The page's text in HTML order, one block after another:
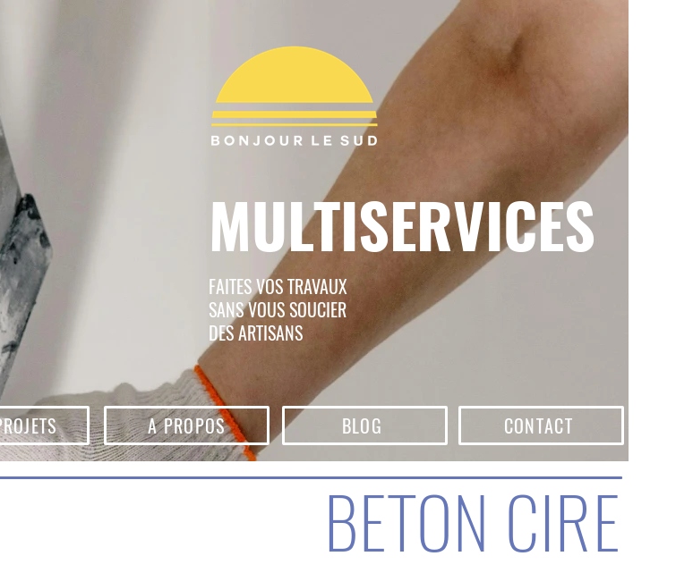
MULTISERVICES
FAITES VOS TRAVAUX
SANS VOUS SOUCIER
DES ARTISANS
A PROPOS BLOG CONTACT
BETON CIRE